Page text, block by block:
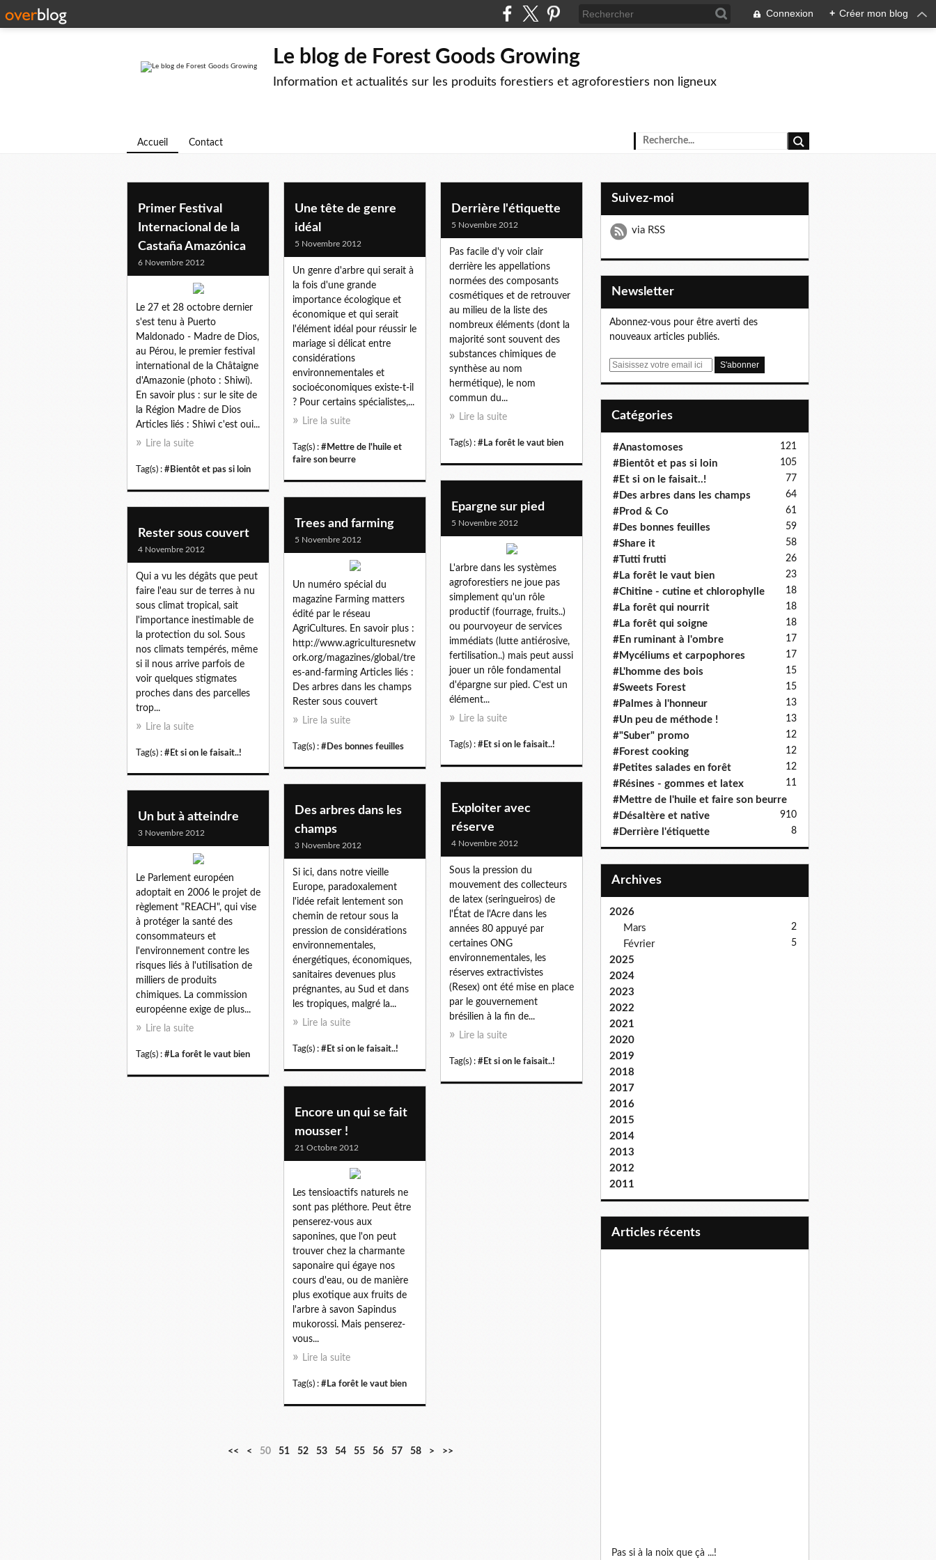
Connexion + Créer mon blog
Le blog de Forest Goods Growing
Information et actualités sur les produits forestiers et agroforestiers non ligneux
Accueil Contact
Primer Festival
Internacional de la
Castaña Amazónica
6 Novembre 2012
Le 27 et 28 octobre dernier
s'est tenu à Puerto
Maldonado - Madre de Dios,
au Pérou, le premier festival
international de la Châtaigne
d'Amazonie (photo : Shiwi).
En savoir plus : sur le site de
la Région Madre de Dios
Articles liés : Shiwi c'est oui...
Lire la suite
Tag(s) : #Bientôt et pas si loin
Une tête de genre
idéal
5 Novembre 2012
Un genre d'arbre qui serait à
la fois d'une grande
importance écologique et
économique et qui serait
l'élément idéal pour réussir le
mariage si délicat entre
considérations
environnementales et
socioéconomiques existe-t-il
? Pour certains spécialistes,...
Lire la suite
Tag(s) : #Mettre de l'huile et
faire son beurre
Derrière l'étiquette
5 Novembre 2012
Pas facile d'y voir clair
derrière les appellations
normées des composants
cosmétiques et de retrouver
au milieu de la liste des
nombreux éléments (dont la
majorité sont souvent des
substances chimiques de
synthèse au nom
hermétique), le nom
commun du...
Lire la suite
Tag(s) : #La forêt le vaut bien
Epargne sur pied
5 Novembre 2012
L'arbre dans les systèmes
agroforestiers ne joue pas
simplement qu'un rôle
productif (fourrage, fruits..)
ou pourvoyeur de services
immédiats (lutte antiérosive,
fertilisation..) mais peut aussi
jouer un rôle fondamental
d'épargne sur pied. C'est un
élément...
Lire la suite
Tag(s) : #Et si on le faisait..!
Trees and farming
5 Novembre 2012
Un numéro spécial du
magazine Farming matters
édité par le réseau
AgriCultures. En savoir plus :
http://www.agriculturesnetw
ork.org/magazines/global/tre
es-and-farming Articles liés :
Des arbres dans les champs
Rester sous couvert
Lire la suite
Tag(s) : #Des bonnes feuilles
Rester sous couvert
4 Novembre 2012
Qui a vu les dégâts que peut
faire l'eau sur de terres à nu
sous climat tropical, sait
l'importance inestimable de
la protection du sol. Sous
nos climats tempérés, même
si il nous arrive parfois de
voir quelques stigmates
proches dans des parcelles
trop...
Lire la suite
Tag(s) : #Et si on le faisait..!
Exploiter avec
réserve
4 Novembre 2012
Sous la pression du
mouvement des collecteurs
de latex (seringueiros) de
l'État de l'Acre dans les
années 80 appuyé par
certaines ONG
environnementales, les
réserves extractivistes
(Resex) ont été mise en place
par le gouvernement
brésilien à la fin de...
Lire la suite
Tag(s) : #Et si on le faisait..!
Des arbres dans les
champs
3 Novembre 2012
Si ici, dans notre vieille
Europe, paradoxalement
l'idée refait lentement son
chemin de retour sous la
pression de considérations
environnementales,
énergétiques, économiques,
sanitaires devenues plus
prégnantes, au Sud et dans
les tropiques, malgré la...
Lire la suite
Tag(s) : #Et si on le faisait..!
Un but à atteindre
3 Novembre 2012
Le Parlement européen
adoptait en 2006 le projet de
règlement "REACH", qui vise
à protéger la santé des
consommateurs et
l'environnement contre les
risques liés à l'utilisation de
milliers de produits
chimiques. La commission
européenne exige de plus...
Lire la suite
Tag(s) : #La forêt le vaut bien
Encore un qui se fait
mousser !
21 Octobre 2012
Les tensioactifs naturels ne
sont pas pléthore. Peut être
penserez-vous aux
saponines, que l'on peut
trouver chez la charmante
saponaire qui égaye nos
cours d'eau, ou de manière
plus exotique aux fruits de
l'arbre à savon Sapindus
mukorossi. Mais penserez-
vous...
Lire la suite
Tag(s) : #La forêt le vaut bien
<< <
1
2
3
4
50 51 52 53 54 55 56 57 58 > >>
Suivez-moi
via RSS
Newsletter
Abonnez-vous pour être averti des
nouveaux articles publiés.
E
Catégories
#Anastomoses 121
#Bientôt et pas si loin 105
#Et si on le faisait..! 77
#Des arbres dans les champs 64
#Prod & Co 61
#Des bonnes feuilles 59
#Share it 58
#Tutti frutti 26
#La forêt le vaut bien 23
#Chitine - cutine et chlorophylle 18
#La forêt qui nourrit 18
#La forêt qui soigne 18
#En ruminant à l'ombre 17
#Mycéliums et carpophores 17
#L'homme des bois 15
#Sweets Forest 15
#Palmes à l'honneur 13
#Un peu de méthode ! 13
#"Suber" promo 12
#Forest cooking 12
#Petites salades en forêt 12
#Résines - gommes et latex 11
#Mettre de l'huile et faire son beurre
10
#Désaltère et native 9
#Derrière l'étiquette 8
Archives
2026
Mars
2
Février 5
2025
2024
2023
2022
2021
2020
2019
2018
2017
2016
2015
2014
2013
2012
2011
articles récents
pas si à la noix que çà ...!